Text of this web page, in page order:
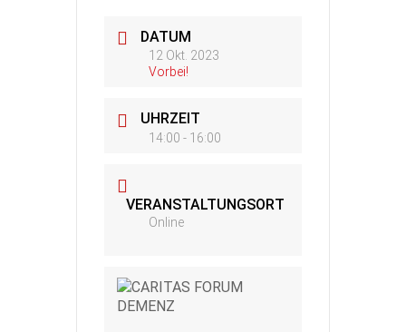
DATUM
12 Okt. 2023
Vorbei!
UHRZEIT
14:00 - 16:00
VERANSTALTUNGSORT
Online